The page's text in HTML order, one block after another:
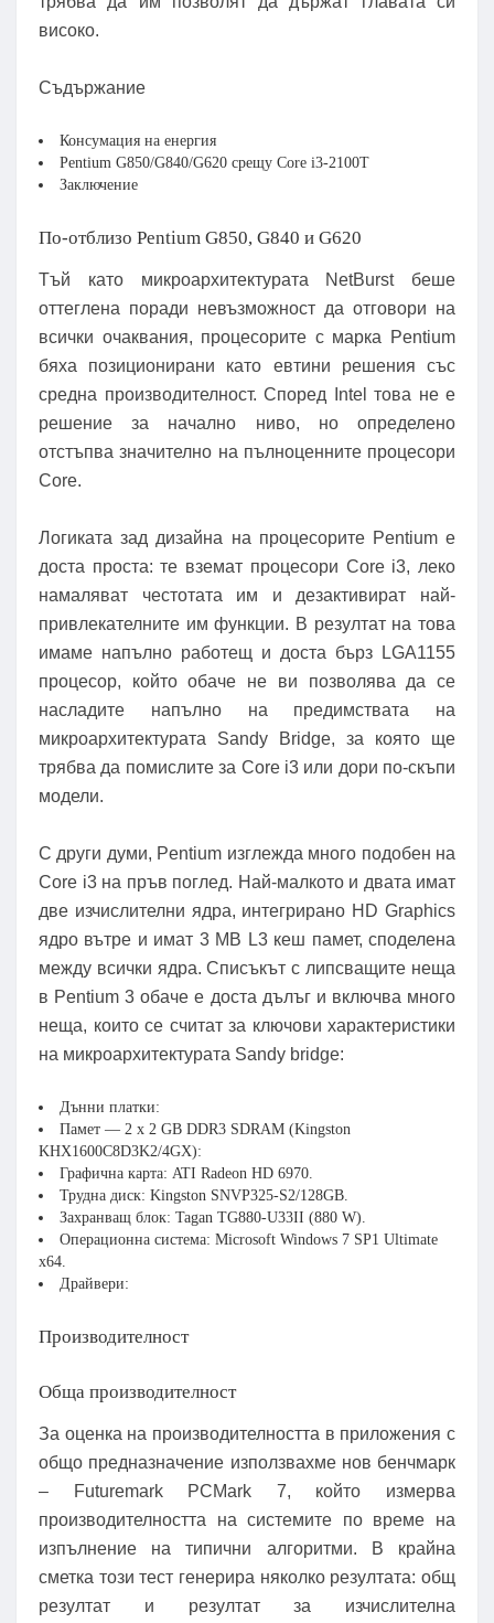
високо.
Съдържание
Консумация на енергия
Pentium G850/G840/G620 срещу Core i3-2100T
Заключение
По-отблизо Pentium G850, G840 и G620
Тъй като микроархитектурата NetBurst беше
оттеглена поради невъзможност да отговори на
всички очаквания, процесорите с марка Pentium
бяха позиционирани като евтини решения със
средна производителност. Според Intel това не е
решение за начално ниво, но определено
отстъпва значително на пълноценните процесори
Core.
Логиката зад дизайна на процесорите Pentium е
доста проста: те вземат процесори Core i3, леко
намаляват честотата им и дезактивират най-
привлекателните им функции. В резултат на това
имаме напълно работещ и доста бърз LGA1155
процесор, който обаче не ви позволява да се
насладите напълно на предимствата на
микроархитектурата Sandy Bridge, за която ще
трябва да помислите за Core i3 или дори по-скъпи
модели.
С други думи, Pentium изглежда много подобен на
Core i3 на пръв поглед. Най-малкото и двата имат
две изчислителни ядра, интегрирано HD Graphics
ядро ​​вътре и имат 3 MB L3 кеш памет, споделена
между всички ядра. Списъкът с липсващите неща
в Pentium 3 обаче е доста дълъг и включва много
неща, които се считат за ключови характеристики
на микроархитектурата Sandy bridge:
Дънни платки:
Памет — 2 x 2 GB DDR3 SDRAM (Kingston
KHX1600C8D3K2/4GX):
Графична карта: ATI Radeon HD 6970.
Трудна диск: Kingston SNVP325-S2/128GB.
Захранващ блок: Tagan TG880-U33II (880 W).
Операционна система: Microsoft Windows 7 SP1 Ultimate
x64.
Драйвери:
Производителност
Обща производителност
За оценка на производителността в приложения с
общо предназначение използвахме нов бенчмарк
– Futuremark PCMark 7, който измерва
производителността на системите по време на
изпълнение на типични алгоритми. В крайна
сметка този тест генерира няколко резултата: общ
резултат и резултат за изчислителна